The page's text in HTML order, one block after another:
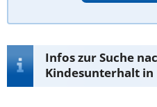
Infos zur Suche
Kindesunterhalt in